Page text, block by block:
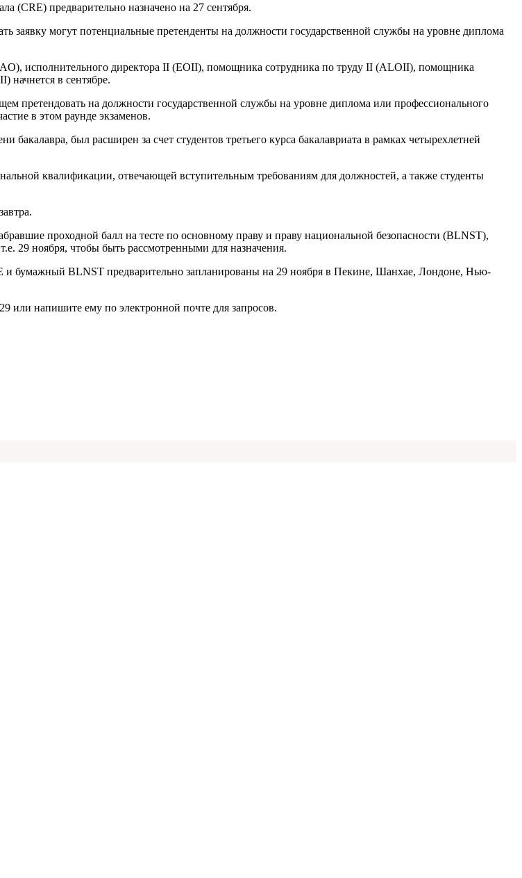
(CRE) предварительно назначено на 27 сентября.
заявку могут потенциальные претенденты на должности государственной службы на уровне диплома
исполнительного директора II (EOII), помощника сотрудника по труду II (ALOII), помощника
начнется в сентябре.
претендовать на должности государственной службы на уровне диплома или профессионального
в этом раунде экзаменов.
был расширен за счет студентов третьего курса бакалавриата в рамках четырехлетней
квалификации, отвечающей вступительным требованиям для должностей, а также студенты
проходной балл на тесте по основному праву и праву национальной безопасности (BLNST),
29 ноября, чтобы быть рассмотренными для назначения.
и бумажный BLNST предварительно запланированы на 29 ноября в Пекине, Шанхае, Лондоне, Нью-
или напишите ему по электронной почте для запросов.